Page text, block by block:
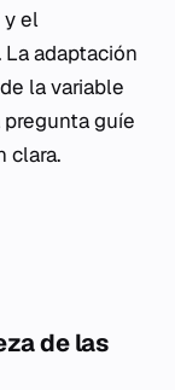
y el
adaptación
la variable
guíe
clara.
de las